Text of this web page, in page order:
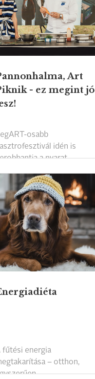
Art
- ez megint jó
osabb
idén is
a nyarat.
fűtési energia
– otthon,